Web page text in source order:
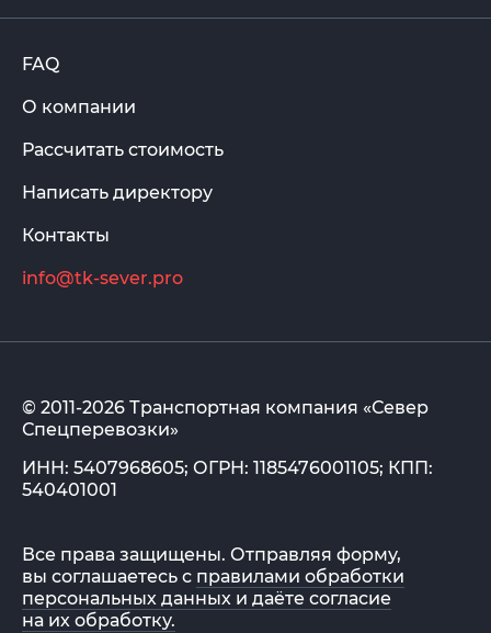
FAQ
О компании
Рассчитать стоимость
Написать директору
Контакты
info@tk-sever.pro
© 2011-2026 Транспортная компания «Север
Спецперевозки»
ИНН: 5407968605; ОГРН: 1185476001105; КПП:
540401001
Все права защищены. Отправляя форму,
вы соглашаетесь с правилами обработки
персональных данных и даёте согласие
на их обработку.